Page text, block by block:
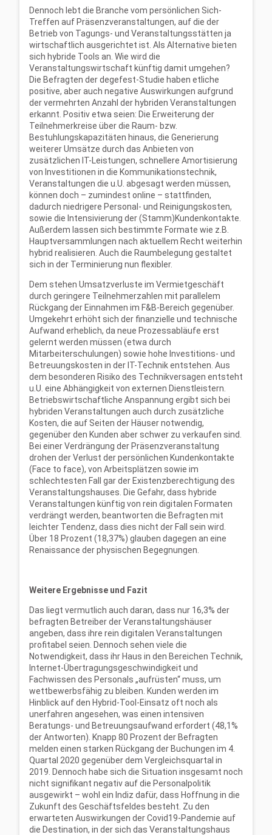
Dennoch lebt die Branche vom persönlichen Sich-
Treffen auf Präsenzveranstaltungen, auf die der
Betrieb von Tagungs- und Veranstaltungsstätten ja
wirtschaftlich ausgerichtet ist. Als Alternative bieten
sich hybride Tools an. Wie wird die
Veranstaltungswirtschaft künftig damit umgehen?
Die Befragten der degefest-Studie haben etliche
positive, aber auch negative Auswirkungen aufgrund
der vermehrten Anzahl der hybriden Veranstaltungen
erkannt. Positiv etwa seien: Die Erweiterung der
Teilnehmerkreise über die Raum- bzw.
Bestuhlungskapazitäten hinaus, die Generierung
weiterer Umsätze durch das Anbieten von
zusätzlichen IT-Leistungen, schnellere Amortisierung
von Investitionen in die Kommunikationstechnik,
Veranstaltungen die u.U. abgesagt werden müssen,
können doch – zumindest online – stattfinden,
dadurch niedrigere Personal- und Reinigungskosten,
sowie die Intensivierung der (Stamm)Kundenkontakte.
Außerdem lassen sich bestimmte Formate wie z.B.
Hauptversammlungen nach aktuellem Recht weiterhin
hybrid realisieren. Auch die Raumbelegung gestaltet
sich in der Terminierung nun flexibler.
Dem stehen Umsatzverluste im Vermietgeschäft
durch geringere Teilnehmerzahlen mit parallelem
Rückgang der Einnahmen im F&B-Bereich gegenüber.
Umgekehrt erhöht sich der finanzielle und technische
Aufwand erheblich, da neue Prozessabläufe erst
gelernt werden müssen (etwa durch
Mitarbeiterschulungen) sowie hohe Investitions- und
Betreuungskosten in der IT-Technik entstehen. Aus
dem besonderen Risiko des Technikversagen entsteht
u.U. eine Abhängigkeit von externen Dienstleistern.
Betriebswirtschaftliche Anspannung ergibt sich bei
hybriden Veranstaltungen auch durch zusätzliche
Kosten, die auf Seiten der Häuser notwendig,
gegenüber den Kunden aber schwer zu verkaufen sind.
Bei einer Verdrängung der Präsenzveranstaltung
drohen der Verlust der persönlichen Kundenkontakte
(Face to face), von Arbeitsplätzen sowie im
schlechtesten Fall gar der Existenzberechtigung des
Veranstaltungshauses. Die Gefahr, dass hybride
Veranstaltungen künftig von rein digitalen Formaten
verdrängt werden, beantworten die Befragten mit
leichter Tendenz, dass dies nicht der Fall sein wird.
Über 18 Prozent (18,37%) glauben dagegen an eine
Renaissance der physischen Begegnungen.
Weitere Ergebnisse und Fazit
Das liegt vermutlich auch daran, dass nur 16,3% der
befragten Betreiber der Veranstaltungshäuser
angeben, dass ihre rein digitalen Veranstaltungen
profitabel seien. Dennoch sehen viele die
Notwendigkeit, dass ihr Haus in den Bereichen Technik,
Internet-Übertragungsgeschwindigkeit und
Fachwissen des Personals „aufrüsten“ muss, um
wettbewerbsfähig zu bleiben. Kunden werden im
Hinblick auf den Hybrid-Tool-Einsatz oft noch als
unerfahren angesehen, was einen intensiven
Beratungs- und Betreuungsaufwand erfordert (48,1%
der Antworten). Knapp 80 Prozent der Befragten
melden einen starken Rückgang der Buchungen im 4.
Quartal 2020 gegenüber dem Vergleichsquartal in
2019. Dennoch habe sich die Situation insgesamt noch
nicht signifikant negativ auf die Personalpolitik
ausgewirkt – wohl ein Indiz dafür, dass Hoffnung in die
Zukunft des Geschäftsfeldes besteht. Zu den
erwarteten Auswirkungen der Covid19-Pandemie auf
die Destination, in der sich das Veranstaltungshaus